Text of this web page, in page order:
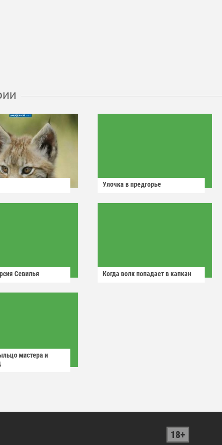
Улочка в предгорье
Севилья Когда волк попадает в капкан
мистера и
18+